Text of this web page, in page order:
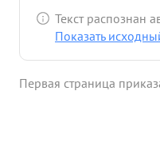
группу экипажей для
командования
успешных
Текст распознан
Показать
Первая страница